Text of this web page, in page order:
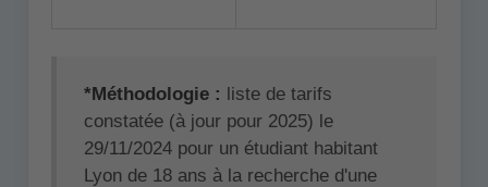
*Méthodologie : liste de tarifs
constatée (à jour pour 2025) le
29/11/2024 pour un étudiant habitant
Lyon de 18 ans à la recherche d'une